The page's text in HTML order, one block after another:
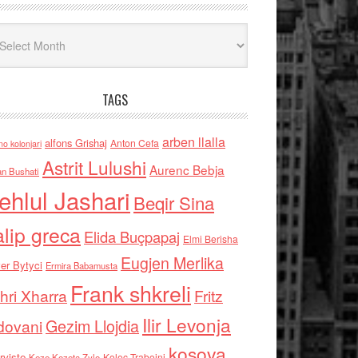
TAGS
kolonjari alfons Grishaj Anton Cefa arben llalla
Bushati Astrit Lulushi Aurenc Bebja
Jashari Beqir Sina
grecaElida Buçpapaj Elmi Berisha
Bytyci Ermira Babamusta Eugjen Merlika
Xharra Frank shkreli Fritz
Gezim Llojdia Ilir Levonja